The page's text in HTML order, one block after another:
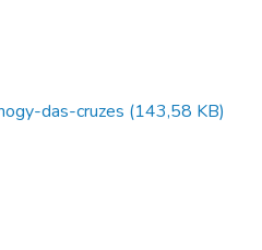
das-cruzes (143,58 KB)